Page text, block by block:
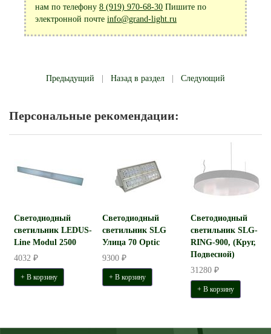
нам по телефону 8 (919) 970-68-30 Пишите по
электронной почте info@grand-light.ru
Предыдущий Назад в раздел Следующий
Персональные рекомендации:
Светодиодный
светильник LEDUS-
Line Modul 2500
4032 ₽
+ В корзину
Светодиодный
светильник SLG
Улица 70 Optic
9300 ₽
+ В корзину
Светодиодный
светильник SLG-
RING-900, (Круг,
Подвесной)
31280 ₽
+ В корзину